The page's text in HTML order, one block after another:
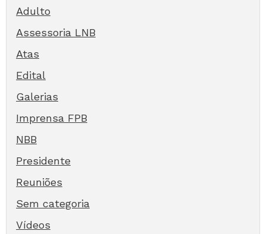
Adulto
Assessoria LNB
Atas
Edital
Galerias
Imprensa FPB
NBB
Presidente
Reuniões
Sem categoria
Vídeos